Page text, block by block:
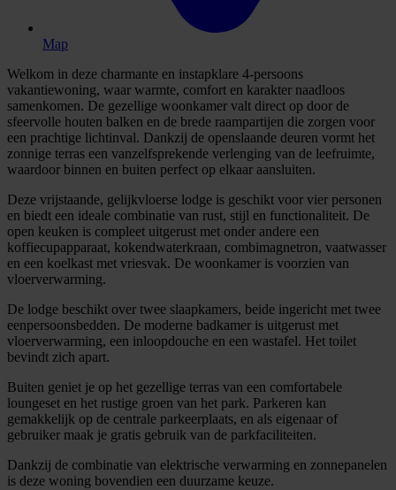
Map
Welkom in deze charmante en instapklare 4-persoons
vakantiewoning, waar warmte, comfort en karakter naadloos
samenkomen. De gezellige woonkamer valt direct op door de
sfeervolle houten balken en de brede raampartijen die zorgen voor
een prachtige lichtinval. Dankzij de openslaande deuren vormt het
zonnige terras een vanzelfsprekende verlenging van de leefruimte,
waardoor binnen en buiten perfect op elkaar aansluiten.
Deze vrijstaande, gelijkvloerse lodge is geschikt voor vier personen
en biedt een ideale combinatie van rust, stijl en functionaliteit. De
open keuken is compleet uitgerust met onder andere een
koffiecupapparaat, kokendwaterkraan, combimagnetron, vaatwasser
en een koelkast met vriesvak. De woonkamer is voorzien van
vloerverwarming.
De lodge beschikt over twee slaapkamers, beide ingericht met twee
eenpersoonsbedden. De moderne badkamer is uitgerust met
vloerverwarming, een inloopdouche en een wastafel. Het toilet
bevindt zich apart.
Buiten geniet je op het gezellige terras van een comfortabele
loungeset en het rustige groen van het park. Parkeren kan
gemakkelijk op de centrale parkeerplaats, en als eigenaar of
gebruiker maak je gratis gebruik van de parkfaciliteiten.
Dankzij de combinatie van elektrische verwarming en zonnepanelen
is deze woning bovendien een duurzame keuze.